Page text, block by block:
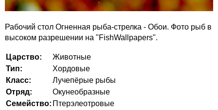
Рабочий стол Огненная рыба-стрелка - Обои. Фото рыб в
высоком разрешении на "FishWallpapers".
Царство:
Животные
Тип:
Хордовые
Класс:
Лучепёрые рыбы
Отряд:
Окунеобразные
Семейство: Птерэлеотровые